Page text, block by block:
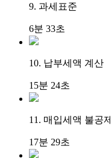
9. 과세표준
6분 33초
10. 납부세액 계산
15분 24초
11. 매입세액 불공제
17분 29초